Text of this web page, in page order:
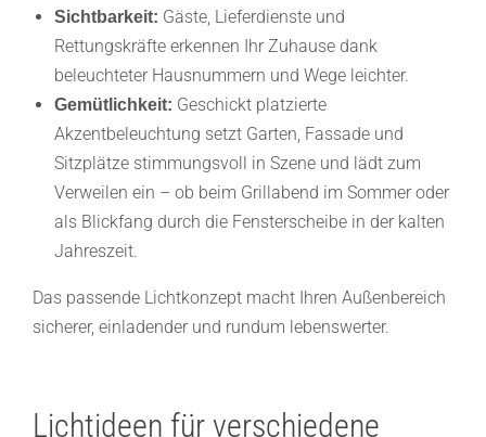
Sichtbarkeit: Gäste, Lieferdienste und
Rettungskräfte erkennen Ihr Zuhause dank
beleuchteter Hausnummern und Wege leichter.
Gemütlichkeit: Geschickt platzierte
Akzentbeleuchtung setzt Garten, Fassade und
Sitzplätze stimmungsvoll in Szene und lädt zum
Verweilen ein – ob beim Grillabend im Sommer oder
als Blickfang durch die Fensterscheibe in der kalten
Jahreszeit.
Das passende Lichtkonzept macht Ihren Außenbereich
sicherer, einladender und rundum lebenswerter.
Lichtideen für verschiedene